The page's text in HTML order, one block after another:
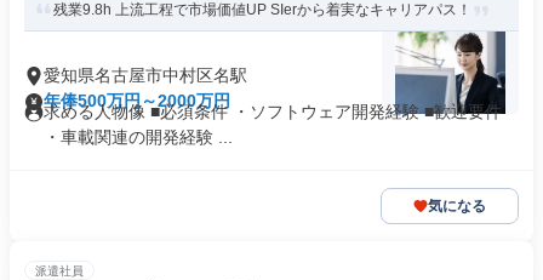
残業9.8h 上流工程で市場価値UP SIerから着実なキャリアパス！
愛知県名古屋市中村区名駅
年俸500万円～2000万円
求める人物像 ■必須条件 ・ソフトウェア開発経験 ■歓迎要件
・車載関連の開発経験 ...
気になる
派遣社員